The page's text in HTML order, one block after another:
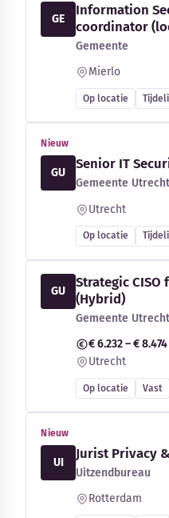
GE
Information
coordinator
Gemeente
Mierlo
Op locatie
Nieuw
GU
Senior IT
Gemeente Utrecht
Utrecht
Op locatie
GU
Strategic
(Hybrid)
Gemeente Utrecht
€ 6.232 – € 8.474
Utrecht
Op locatie Vast
Nieuw
UI
Jurist Privacy
Uitzendbureau
Rotterdam